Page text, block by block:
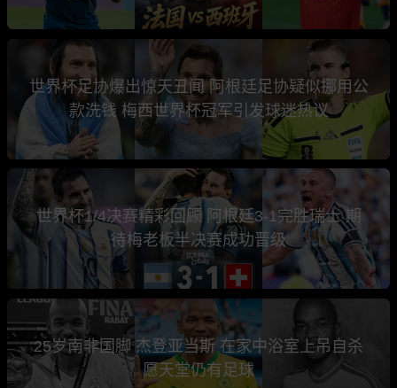
世界杯足协爆出惊天丑闻 阿根廷足协疑似挪用公
款洗钱 梅西世界杯冠军引发球迷热议
世界杯1/4决赛精彩回顾 阿根廷3-1完胜瑞士 期
待梅老板半决赛成功晋级
25岁南非国脚 杰登亚当斯 在家中浴室上吊自杀
愿天堂仍有足球